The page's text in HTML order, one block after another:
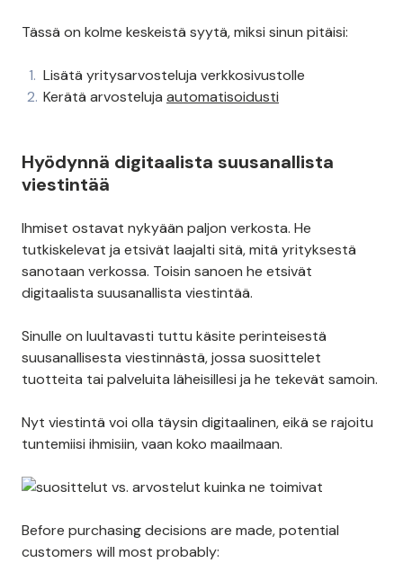
Tässä on kolme keskeistä syytä, miksi sinun pitäisi:
Lisätä yritysarvosteluja verkkosivustolle
Kerätä arvosteluja automatisoidusti
Hyödynnä digitaalista suusanallista
viestintää
Ihmiset ostavat nykyään paljon verkosta. He
tutkiskelevat ja etsivät laajalti sitä, mitä yrityksestä
sanotaan verkossa. Toisin sanoen he etsivät
digitaalista suusanallista viestintää.
Sinulle on luultavasti tuttu käsite perinteisestä
suusanallisesta viestinnästä, jossa suosittelet
tuotteita tai palveluita läheisillesi ja he tekevät samoin.
Nyt viestintä voi olla täysin digitaalinen, eikä se rajoitu
tuntemiisi ihmisiin, vaan koko maailmaan.
Before purchasing decisions are made, potential
customers will most probably: